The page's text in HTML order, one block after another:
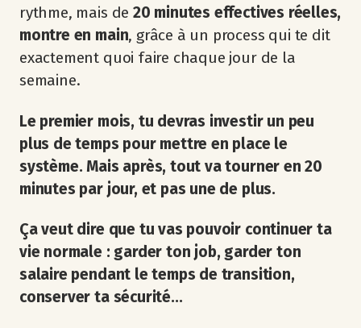
rythme, mais de 20 minutes effectives réelles,
montre en main, grâce à un process qui te dit
exactement quoi faire chaque jour de la
semaine.
Le premier mois, tu devras investir un peu
plus de temps pour mettre en place le
système. Mais après, tout va tourner en 20
minutes par jour, et pas une de plus.
Ça veut dire que tu vas pouvoir continuer ta
vie normale : garder ton job, garder ton
salaire pendant le temps de transition,
conserver ta sécurité...